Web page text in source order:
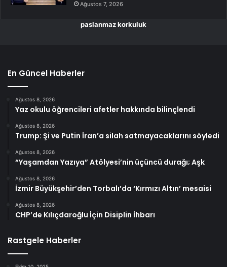
Ağustos 7, 2026
paslanmaz korkuluk
En Güncel Haberler
Ağustos 8, 2026
Yaz okulu öğrencileri afetler hakkında bilinçlendi
Ağustos 8, 2026
Trump: Şi ve Putin İran’a silah satmayacaklarını söyledi
Ağustos 8, 2026
“Yaşamdan Yazıya” Atölyesi’nin üçüncü durağı; Aşk
Ağustos 8, 2026
İzmir Büyükşehir’den Torbalı’da ‘Kırmızı Altın’ mesaisi
Ağustos 8, 2026
CHP’de Kılıçdaroğlu İçin Disiplin İhbarı
Rastgele Haberler